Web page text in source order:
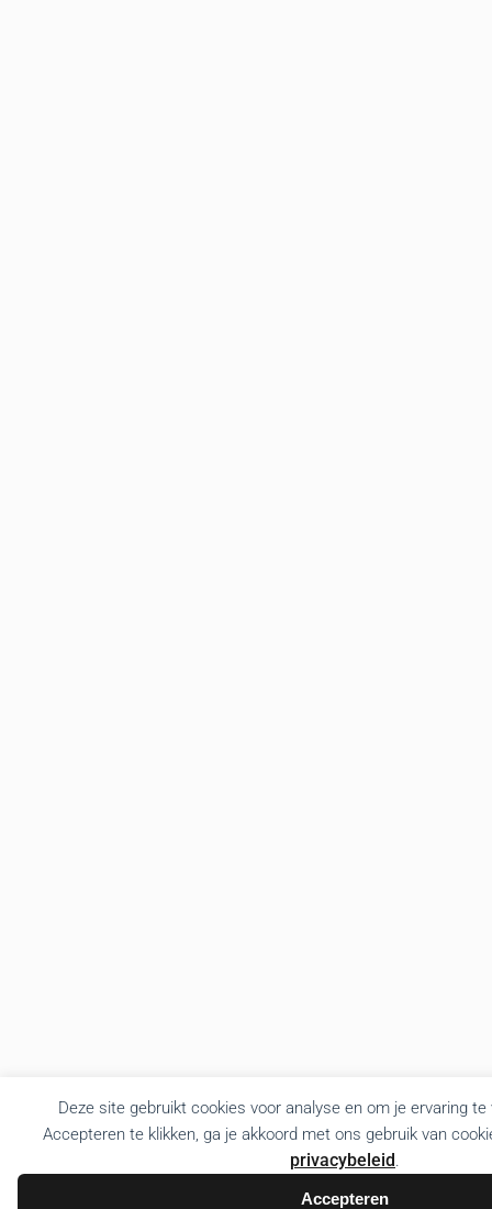
Deze site gebruikt cookies voor analyse en om je ervaring
Accepteren te klikken, ga je akkoord met ons gebruik van
privacybeleid.
Accepteren